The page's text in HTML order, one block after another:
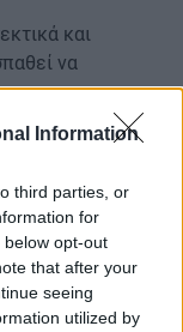
Information
third parties, or
for
opt-out
that after your
seeing
utilized by
και
να
την
της περιοχής.
των
οι